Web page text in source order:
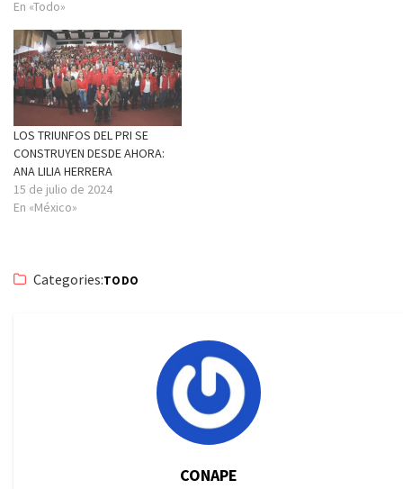
En «Todo»
LOS TRIUNFOS DEL PRI SE
CONSTRUYEN DESDE AHORA:
ANA LILIA HERRERA
15 de julio de 2024
En «México»
Categories:TODO
CONAPE